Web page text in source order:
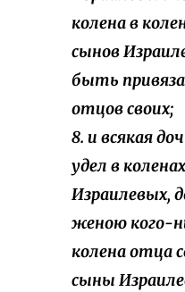
колена в
сынов
быть
отцов своих;
8. и всякая
удел в
Израилевых,
женою кого-
колена отца
сыны